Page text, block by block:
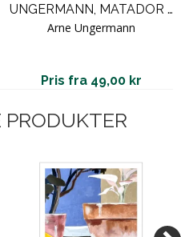
UNGERMANN, MATADOR SERIEN - 7 / U 7
Arne Ungermann
Pris fra 49,00 kr
PRODUKTER